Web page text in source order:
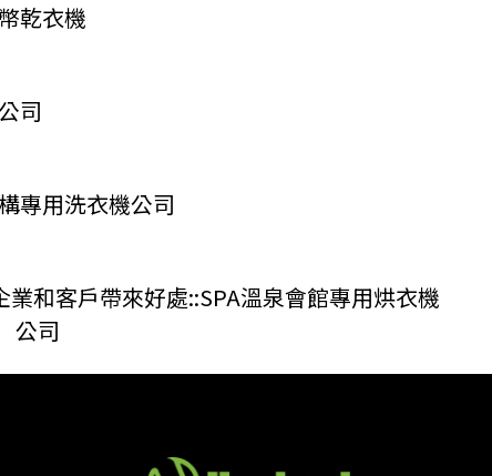
乾衣機
司
專用洗衣機公司
和客戶帶來好處::SPA溫泉會館專用烘衣機
公司